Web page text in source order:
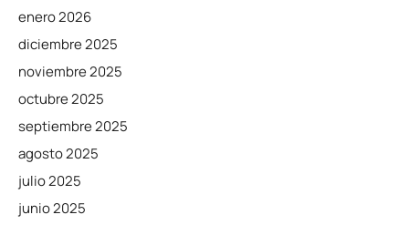
enero 2026
diciembre 2025
noviembre 2025
octubre 2025
septiembre 2025
agosto 2025
julio 2025
junio 2025